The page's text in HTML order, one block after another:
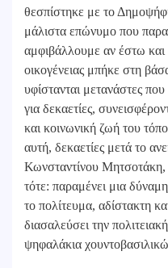
θεσπίστηκε με το
μάλιστα επώνυμο που
αμφιβάλλουμε αν έστω και
οικογένειας μπήκε στη
υφίστανται μετανάστες
για δεκαετίες,
και κοινωνική ζωή του
αυτή, δεκαετίες μετά το
Κωνσταντίνου Μητσοτάκη,
τότε: παραμένει μια
το πολίτευμα, αδίστακτη
διασαλεύσει την
ψηφαλάκια